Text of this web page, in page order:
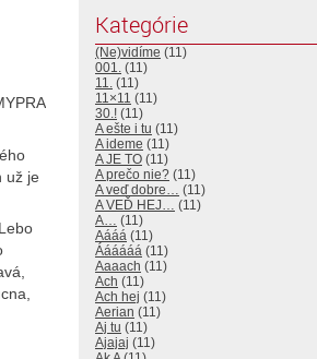
už je
Kategórie
(Ne)vidíme (11)
001. (11)
11. (11)
11×11 (11)
30.! (11)
A ešte i tu (11)
A ideme (11)
A JE TO (11)
A prečo nie? (11)
A veď dobre… (11)
A VEĎ HEJ… (11)
A… (11)
Aááá (11)
Áááááá (11)
Aaaach (11)
Ach (11)
Ach hej (11)
Aerian (11)
Aj tu (11)
Ajajaj (11)